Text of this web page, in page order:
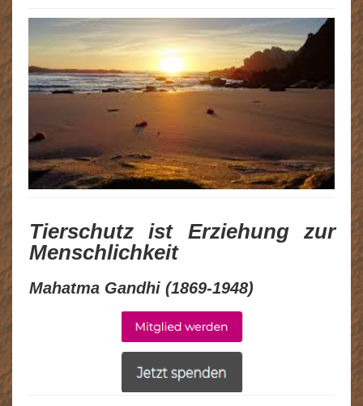
Wissenswertes
Jetzt aktiv werden!
Kontakt
Datenschutzerklärung
Impressum
Tierschutz ist Erziehung zur
Menschlichkeit
Mahatma Gandhi (1869-1948)